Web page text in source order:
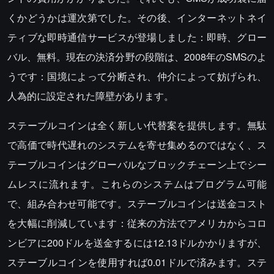
くかどうかは運次第でした。その後、インターネットネイ
ティブな即時通信サービスが登場しました：即時、グロー
バル、無料。現在の決済分野の段階は、2008年のSMSのよ
うです：国境によって分断され、仲介によって妨げられ、
人為的に設定された障壁があります。
ステーブルコインは全く新しい代替案を提供します。無駄
で高価で時代遅れのシステムを寄せ集めるのではなく、ス
テーブルコインはグローバルなブロックチェーン上でシー
ムレスに流れます。これらのシステムはプログラム可能
で、組み合わせ可能です。ステーブルコインは送金コスト
を大幅に削減しています：従来の方法でアメリカからコロ
ンビアに200ドルを送金するには12.13ドルかかりますが、
ステーブルコインを使用すれば0.01ドルで済みます。ステ